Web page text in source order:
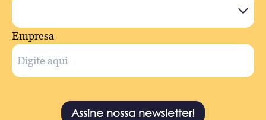
Empresa
Assine nossa newsletter!